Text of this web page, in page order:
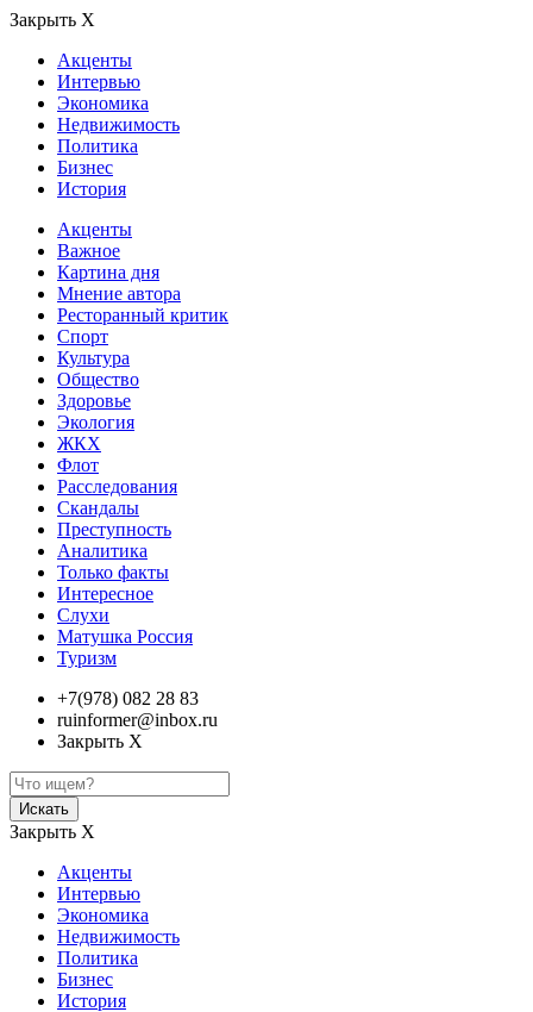
Закрыть Х
Акценты
Интервью
Экономика
Недвижимость
Политика
Бизнес
История
Акценты
Важное
Картина дня
Мнение автора
Ресторанный критик
Спорт
Культура
Общество
Здоровье
Экология
ЖКХ
Флот
Расследования
Скандалы
Преступность
Аналитика
Только факты
Интересное
Слухи
Матушка Россия
Туризм
+7(978) 082 28 83
ruinformer@inbox.ru
Закрыть Х
Искать
Закрыть Х
Акценты
Интервью
Экономика
Недвижимость
Политика
Бизнес
История